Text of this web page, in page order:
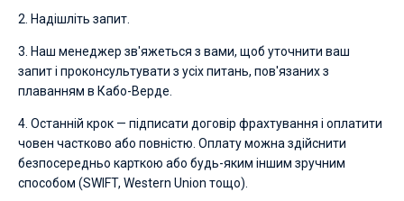
2. Надішліть запит.
3. Наш менеджер зв'яжеться з вами, щоб уточнити ваш
запит і проконсультувати з усіх питань, пов'язаних з
плаванням в Кабо-Верде.
4. Останній крок — підписати договір фрахтування і оплатити
човен частково або повністю. Оплату можна здійснити
безпосередньо карткою або будь-яким іншим зручним
способом (SWIFT, Western Union тощо).